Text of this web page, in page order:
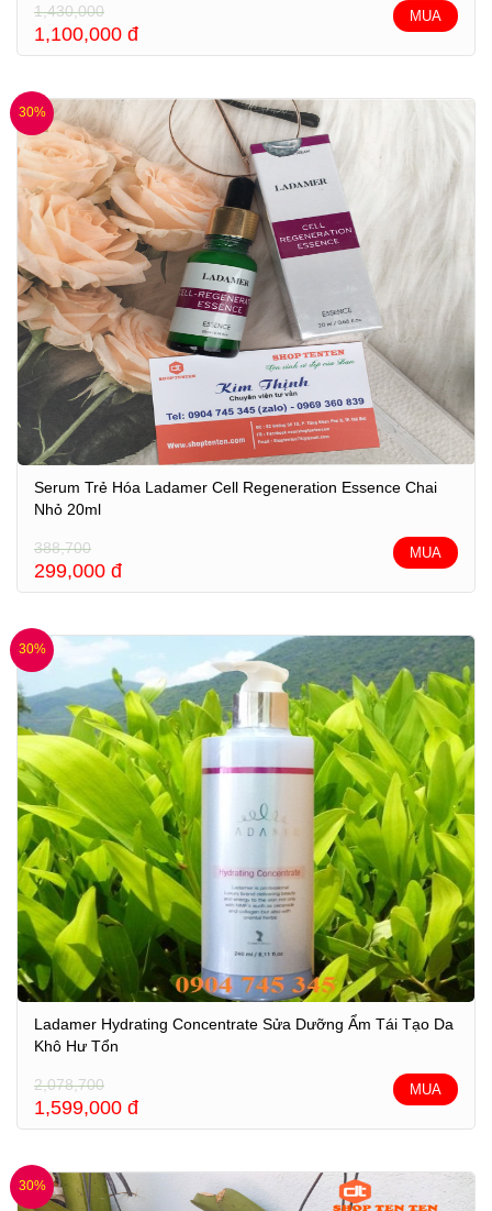
1,430,000
1,100,000 đ
MUA
30%
Serum Trẻ Hóa Ladamer Cell Regeneration Essence Chai
Nhỏ 20ml
388,700
299,000 đ
MUA
30%
Ladamer Hydrating Concentrate Sửa Dưỡng Ẩm Tái Tạo Da
Khô Hư Tổn
2,078,700
1,599,000 đ
MUA
30%